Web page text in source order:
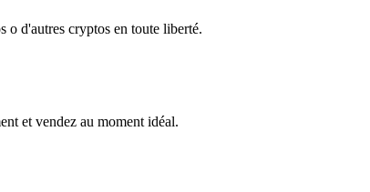
o d'autres cryptos en toute liberté.
et vendez au moment idéal.